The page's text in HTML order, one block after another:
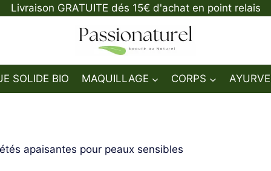
Livraison GRATUITE dés 15€ d'achat en point relais
SOLIDE BIO MAQUILLAGE CORPS